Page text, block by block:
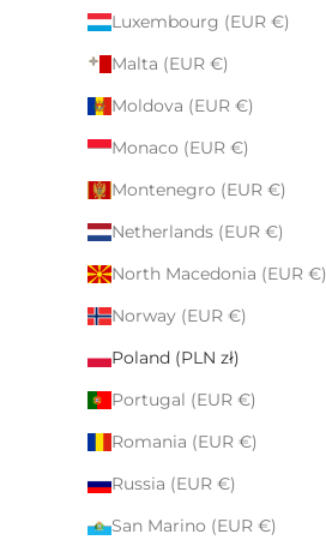
Luxembourg (EUR €)
Malta (EUR €)
Moldova (EUR €)
Monaco (EUR €)
Montenegro (EUR €)
Netherlands (EUR €)
North Macedonia (EUR €)
Norway (EUR €)
Poland (PLN zł)
Portugal (EUR €)
Romania (EUR €)
Russia (EUR €)
San Marino (EUR €)